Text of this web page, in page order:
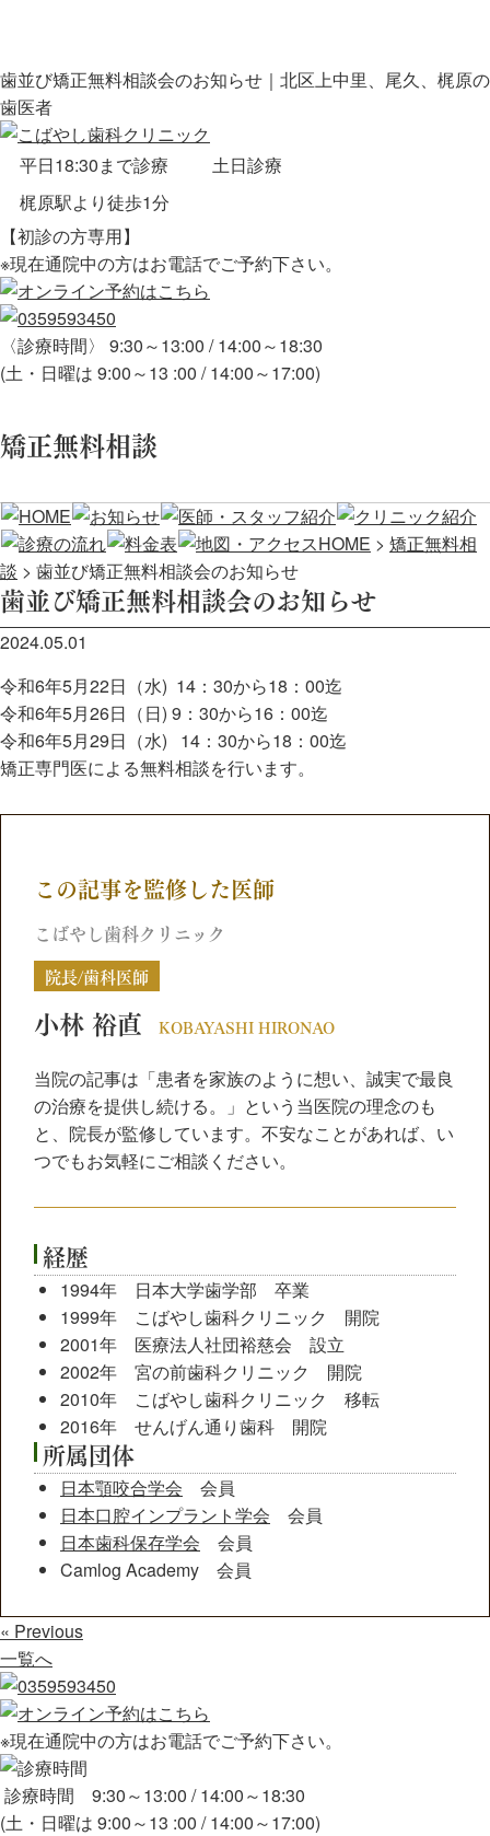
歯並び矯正無料相談会のお知らせ｜北区上中里、尾久、梶原の
歯医者
平日18:30まで診療
土日診療
梶原駅より徒歩1分
【初診の方専用】
※現在通院中の方はお電話でご予約下さい。
〈診療時間〉 9:30～13:00 / 14:00～18:30
(土・日曜は 9:00～13 :00 / 14:00～17:00)
矯正無料相談
HOME > 矯正無料相
談 > 歯並び矯正無料相談会のお知らせ
歯並び矯正無料相談会のお知らせ
2024.05.01
令和6年5月22日（水) 14：30から18：00迄
令和6年5月26日（日) 9：30から16：00迄
令和6年5月29日（水) 14：30から18：00迄
矯正専門医による無料相談を行います。
この記事を監修した医師
こばやし歯科クリニック
院長/歯科医師
小林 裕直 KOBAYASHI HIRONAO
当院の記事は「患者を家族のように想い、誠実で最良
の治療を提供し続ける。」という当医院の理念のも
と、院長が監修しています。不安なことがあれば、い
つでもお気軽にご相談ください。
経歴
1994年 日本大学歯学部 卒業
1999年 こばやし歯科クリニック 開院
2001年 医療法人社団裕慈会 設立
2002年 宮の前歯科クリニック 開院
2010年 こばやし歯科クリニック 移転
2016年 せんげん通り歯科 開院
所属団体
日本顎咬合学会 会員
日本口腔インプラント学会 会員
日本歯科保存学会 会員
Camlog Academy 会員
« Previous
一覧へ
※現在通院中の方はお電話でご予約下さい。
診療時間 9:30～13:00 / 14:00～18:30
(土・日曜は 9:00～13 :00 / 14:00～17:00)